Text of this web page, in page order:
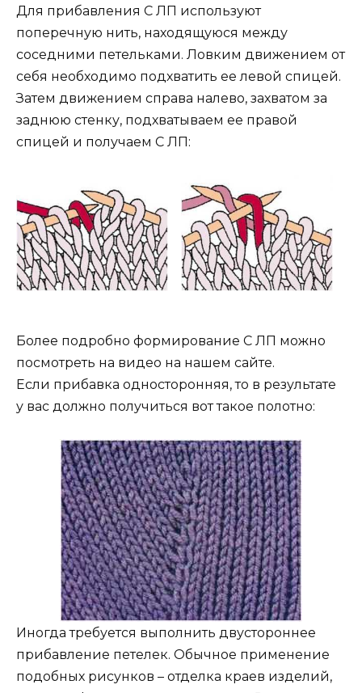
Для прибавления С ЛП используют
поперечную нить, находящуюся между
соседними петельками. Ловким движением от
себя необходимо подхватить ее левой спицей.
Затем движением справа налево, захватом за
заднюю стенку, подхватываем ее правой
спицей и получаем С ЛП:
Более подробно формирование С ЛП можно
посмотреть на видео на нашем сайте.
Если прибавка односторонняя, то в результате
у вас должно получиться вот такое полотно:
Иногда требуется выполнить двустороннее
прибавление петелек. Обычное применение
подобных рисунков – отделка краев изделий,